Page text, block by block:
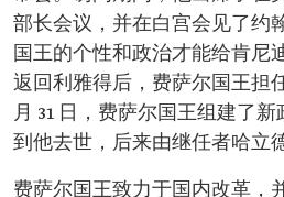
部长会议，并在白宫会见了约
国王的个性和政治才能给肯尼
返回利雅得后，费萨尔国王担
月 31 日，费萨尔国王组建了
到他去世，后来由继任者哈立
费萨尔国王致力于国内改革，